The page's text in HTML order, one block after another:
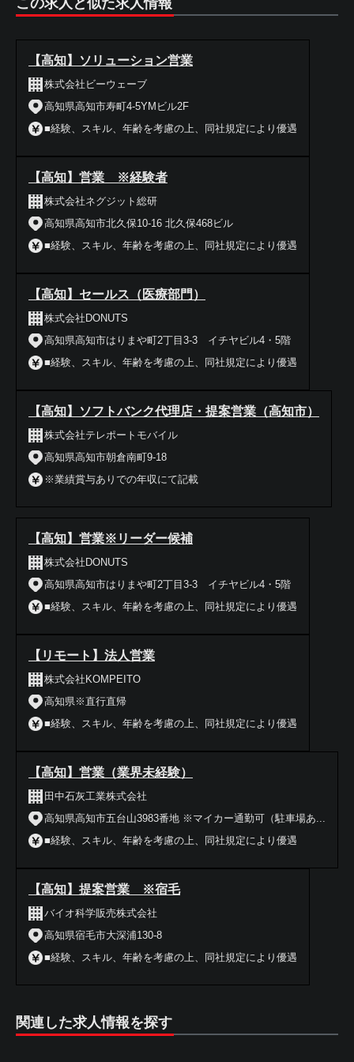
【高知】ソリューション営業
株式会社ビーウェーブ
高知県高知市寿町4-5YMビル2F
■経験、スキル、年齢を考慮の上、同社規定により優遇
【高知】営業 ※経験者
株式会社ネグジット総研
高知県高知市北久保10-16 北久保468ビル
■経験、スキル、年齢を考慮の上、同社規定により優遇
【高知】セールス（医療部門）
株式会社DONUTS
高知県高知市はりまや町2丁目3-3 イチヤビル4・5階
■経験、スキル、年齢を考慮の上、同社規定により優遇
【高知】ソフトバンク代理店・提案営業（高知市）
株式会社テレポートモバイル
高知県高知市朝倉南町9-18
※業績賞与ありでの年収にて記載
【高知】営業※リーダー候補
株式会社DONUTS
高知県高知市はりまや町2丁目3-3 イチヤビル4・5階
■経験、スキル、年齢を考慮の上、同社規定により優遇
【リモート】法人営業
株式会社KOMPEITO
高知県※直行直帰
■経験、スキル、年齢を考慮の上、同社規定により優遇
【高知】営業（業界未経験）
田中石灰工業株式会社
高知県高知市五台山3983番地 ※マイカー通勤可（駐車場あ...
■経験、スキル、年齢を考慮の上、同社規定により優遇
【高知】提案営業 ※宿毛
バイオ科学販売株式会社
高知県宿毛市大深浦130-8
■経験、スキル、年齢を考慮の上、同社規定により優遇
関連した求人情報を探す